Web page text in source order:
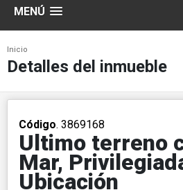
MENÚ
Inicio
Detalles del inmueble
Código. 3869168
Ultimo terreno
Mar,
Ubicación